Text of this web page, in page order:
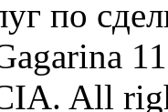
по
All